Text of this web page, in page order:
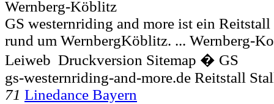
Wernberg-Köblitz
GS westernriding and more ist ein
rund um WernbergKöblitz. ... Wernberg-
Leiweb Druckversion Sitemap � GS
gs-westernriding-and-more.de Reitstall
71 Linedance Bayern